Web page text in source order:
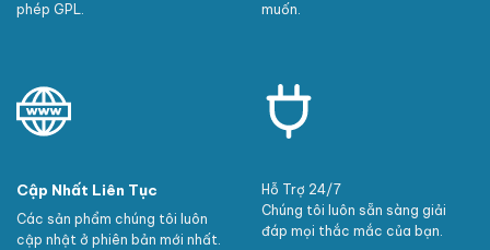
phép GPL.
muốn.
Cập Nhất Liên Tục
Các sản phẩm chúng tôi luôn
cập nhật ở phiên bản mới nhất.
Hỗ Trợ 24/7
Chúng tôi luôn sẵn sàng giải
đáp mọi thắc mắc của bạn.